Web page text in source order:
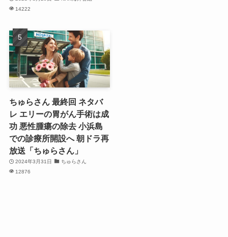
14222
ちゅらさん 最終回 ネタバ
レ エリーの胃がん手術は成
功 悪性腫瘍の除去 小浜島
での診療所開設へ 朝ドラ再
放送「ちゅらさん」
2024年3月31日
ちゅらさん
12876